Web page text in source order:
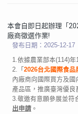
本會自即日起辦理「
廠商徵選作業!
發布日期：2025-12-17
1.依據農業部本(114)
2.「 2026台北國際食品
內廠商向國際買方及
產品區，推廣臺灣優良
3.敬邀有意願參展並符
出申請 。